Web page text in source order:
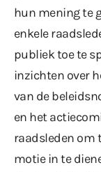
hun mening te
enkele
publiek toe te
inzichten over
van de
en het
raadsleden om
motie in te